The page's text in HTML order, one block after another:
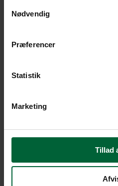
Nødvendig
Præferencer
Statistik
Marketing
Tillad